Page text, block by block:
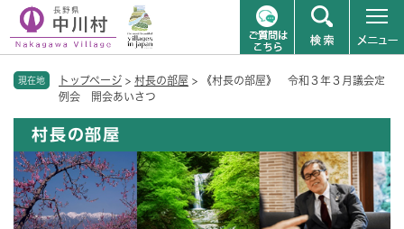
現在地 トップページ > 村長の部屋 >
《村長の部屋》 令和３年３月議会定
例会 開会あいさつ
村長の部屋